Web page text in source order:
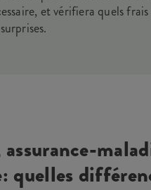
et vérifiera quels
quelles